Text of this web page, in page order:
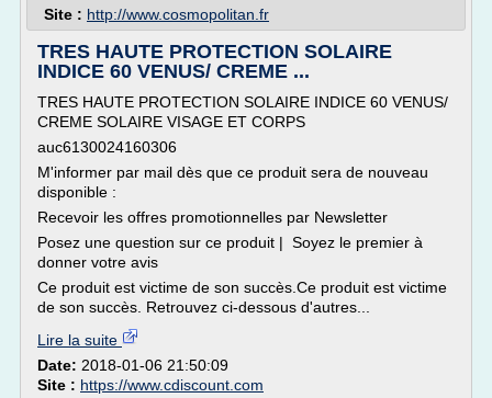
Site : http://www.cosmopolitan.fr
TRES HAUTE PROTECTION SOLAIRE
INDICE 60 VENUS/ CREME ...
TRES HAUTE PROTECTION SOLAIRE INDICE 60 VENUS/
CREME SOLAIRE VISAGE ET CORPS
auc6130024160306
M'informer par mail dès que ce produit sera de nouveau
disponible :
Recevoir les offres promotionnelles par Newsletter
Posez une question sur ce produit | Soyez le premier à
donner votre avis
Ce produit est victime de son succès.Ce produit est victime
de son succès. Retrouvez ci-dessous d'autres...
Lire la suite
Date: 2018-01-06 21:50:09
Site : https://www.cdiscount.com